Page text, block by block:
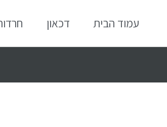
עמוד הבית דכאון